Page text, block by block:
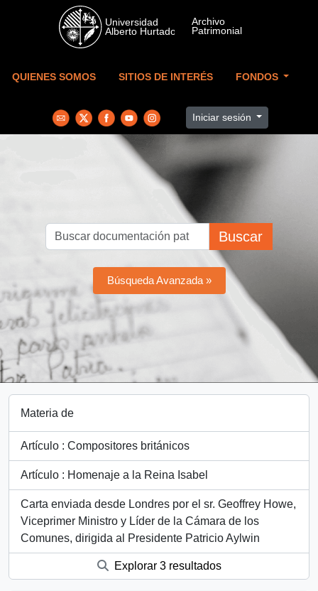
Skip to main content
QUIENES SOMOS SITIOS DE INTERÉS FONDOS
Iniciar sesión
Buscar
Búsqueda Avanzada »
Materia de
Artículo : Compositores británicos
Artículo : Homenaje a la Reina Isabel
Carta enviada desde Londres por el sr. Geoffrey Howe,
Viceprimer Ministro y Líder de la Cámara de los
Comunes, dirigida al Presidente Patricio Aylwin
Explorar 3 resultados